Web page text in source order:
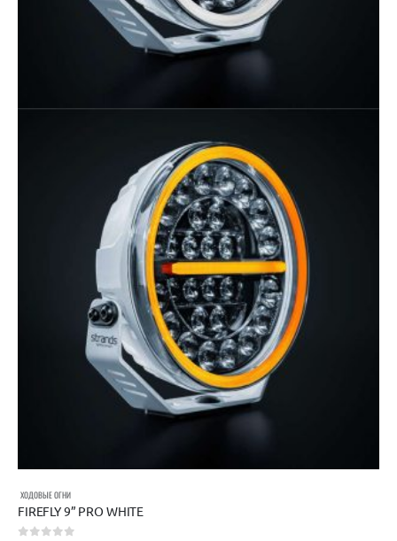
ХОДОВЫЕ ОГНИ
FIREFLY 9” PRO WHITE